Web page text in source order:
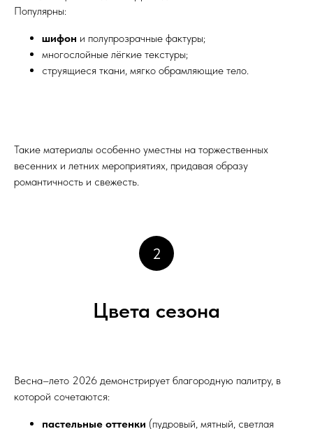
Популярны:
шифон и полупрозрачные фактуры;
многослойные лёгкие текстуры;
струящиеся ткани, мягко обрамляющие тело.
Такие материалы особенно уместны на торжественных
весенних и летних мероприятиях, придавая образу
романтичность и свежесть.
2
Цвета сезона
Весна–лето 2026 демонстрирует благородную палитру, в
которой сочетаются:
пастельные оттенки (пудровый, мятный, светлая